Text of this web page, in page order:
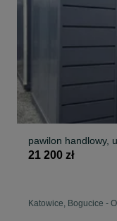
pawilon handlowy,
21 200 zł
Katowice, Bogucice -